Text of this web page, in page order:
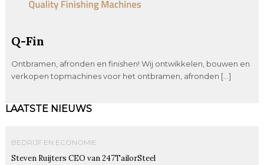
Q-Fin
Ontbramen, afronden en finishen! Wij ontwikkelen, bouwen en
verkopen topmachines voor het ontbramen, afronden […]
LAATSTE NIEUWS
BEDRIJF EN ECONOMIE
Steven Ruijters CEO van 247TailorSteel